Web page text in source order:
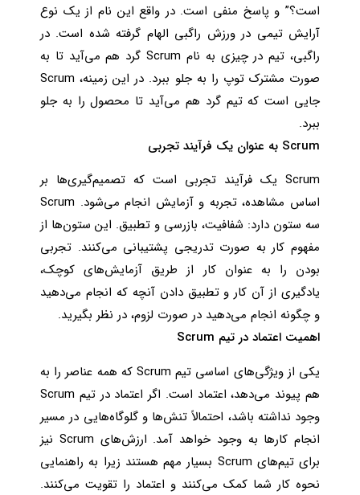
است؟” و پاسخ منفی است. در واقع این نام از یک نوع
آرایش تیمی در ورزش راگبی الهام گرفته شده است. در
راگبی، تیم در چیزی به نام Scrum گرد هم می‌آید تا به
صورت مشترک توپ را به جلو ببرد. در این زمینه، Scrum
جایی است که تیم گرد هم می‌آید تا محصول را به جلو
ببرد.
Scrum به عنوان یک فرآیند تجربی
Scrum یک فرآیند تجربی است که تصمیم‌گیری‌ها بر
اساس مشاهده، تجربه و آزمایش انجام می‌شود. Scrum
سه ستون دارد: شفافیت، بازرسی و تطبیق. این ستون‌ها از
مفهوم کار به صورت تدریجی پشتیبانی می‌کنند. تجربی
بودن را به عنوان کار از طریق آزمایش‌های کوچک،
یادگیری از آن کار و تطبیق دادن آنچه که انجام می‌دهید
و چگونه انجام می‌دهید در صورت لزوم، در نظر بگیرید.
اهمیت اعتماد در تیم Scrum
یکی از ویژگی‌های اساسی تیم Scrum که همه عناصر را به
هم پیوند می‌دهد، اعتماد است. اگر اعتماد در تیم Scrum
وجود نداشته باشد، احتمالاً تنش‌ها و گلوگاه‌هایی در مسیر
انجام کارها به وجود خواهد آمد. ارزش‌های Scrum نیز
برای تیم‌های Scrum بسیار مهم هستند زیرا به راهنمایی
نحوه کار شما کمک می‌کنند و اعتماد را تقویت می‌کنند.